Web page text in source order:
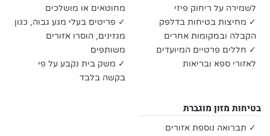
לשמירה על ריחוק פיזי
✓ מחיצות בטיחות בדלפק
הקבלה ובמקומות אחרים
✓ חללים פרטיים המיועדים
לאזורי ספא ובריאות
מחוטאים או מושלכים
✓ פריטים בעלי מגע גבוה, כגון
מגזינים, הוסרו אזורים
משותפים
✓ משק בית נקבע על פי
בקשה בלבד
בטיחות מזון מוגברת
✓ תברואה נוספת אזורים